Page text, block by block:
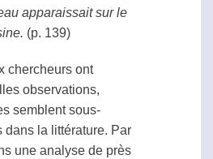
apparaissait sur le
(p. 139)
chercheurs ont
observations,
semblent sous-
dans la littérature. Par
une analyse de près